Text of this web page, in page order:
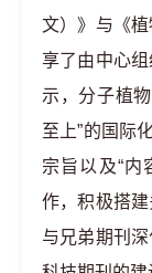
文）》与《
享了由中心
示，分子植
至上”的国际
宗旨以及“内
作，积极搭
与兄弟期刊